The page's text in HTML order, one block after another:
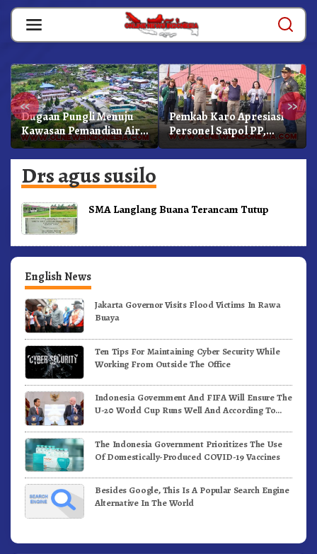
Skip
content
« »
Dugaan Pungli Menuju
Kawasan Pemandian Air
Panas Semangat Gunung
– Doulu Foto Dan
Videokan!
Pemkab Karo Apresiasi
Personel Satpol PP,
Linmas, Dan Pemadam
Kebakaran
Drs agus susilo
SMA Langlang Buana Terancam Tutup
English News
Jakarta Governor Visits Flood Victims In Rawa
Buaya
Ten Tips For Maintaining Cyber Security While
Working From Outside The Office
Indonesia Government And FIFA Will Ensure The
U-20 World Cup Runs Well And According To
The Indonesia Government Prioritizes The Use
Of Domestically-Produced COVID-19 Vaccines
Besides Google, This Is A Popular Search Engine
Alternative In The World